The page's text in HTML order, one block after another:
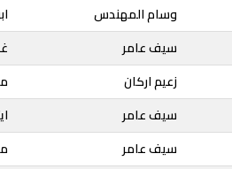
وسام المهندس
سيف عامر
زعيم اركان
سيف عامر
سيف عامر